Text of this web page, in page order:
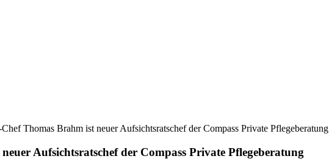
Thomas Brahm ist neuer Aufsichtsratschef der Compass Private Pflegeberatung
Aufsichtsratschef der Compass Private Pflegeberatung